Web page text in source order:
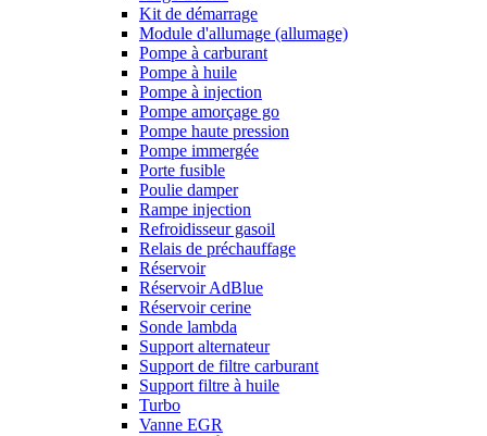
Kit de démarrage
Module d'allumage (allumage)
Pompe à carburant
Pompe à huile
Pompe à injection
Pompe amorçage go
Pompe haute pression
Pompe immergée
Porte fusible
Poulie damper
Rampe injection
Refroidisseur gasoil
Relais de préchauffage
Réservoir
Réservoir AdBlue
Réservoir cerine
Sonde lambda
Support alternateur
Support de filtre carburant
Support filtre à huile
Turbo
Vanne EGR